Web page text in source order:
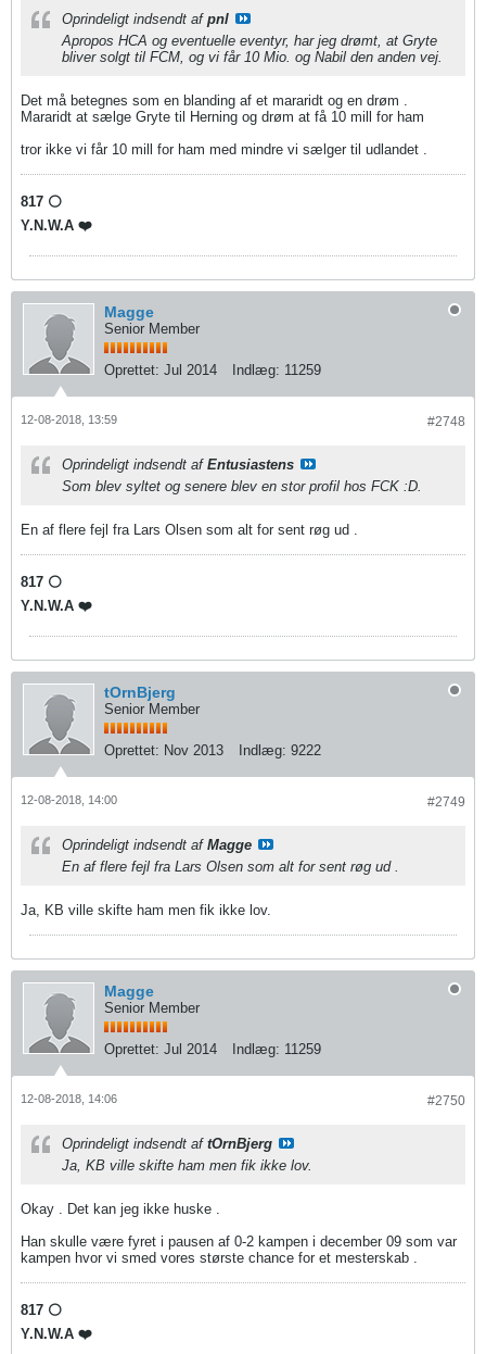
Oprindeligt indsendt af pnl
Apropos HCA og eventuelle eventyr, har jeg drømt, at Gryte
bliver solgt til FCM, og vi får 10 Mio. og Nabil den anden vej.
Det må betegnes som en blanding af et mararidt og en drøm .
Mararidt at sælge Gryte til Herning og drøm at få 10 mill for ham
tror ikke vi får 10 mill for ham med mindre vi sælger til udlandet .
817 ⚪️
Y.N.W.A ❤️
Magge
Senior Member
Oprettet: Jul 2014 Indlæg: 11259
#2748
12-08-2018, 13:59
Oprindeligt indsendt af Entusiastens
Som blev syltet og senere blev en stor profil hos FCK :D.
En af flere fejl fra Lars Olsen som alt for sent røg ud .
817 ⚪️
Y.N.W.A ❤️
tOrnBjerg
Senior Member
Oprettet: Nov 2013 Indlæg: 9222
#2749
12-08-2018, 14:00
Oprindeligt indsendt af Magge
En af flere fejl fra Lars Olsen som alt for sent røg ud .
Ja, KB ville skifte ham men fik ikke lov.
Magge
Senior Member
Oprettet: Jul 2014 Indlæg: 11259
#2750
12-08-2018, 14:06
Oprindeligt indsendt af tOrnBjerg
Ja, KB ville skifte ham men fik ikke lov.
Okay . Det kan jeg ikke huske .
Han skulle være fyret i pausen af 0-2 kampen i december 09 som var
kampen hvor vi smed vores største chance for et mesterskab .
817 ⚪️
Y.N.W.A ❤️